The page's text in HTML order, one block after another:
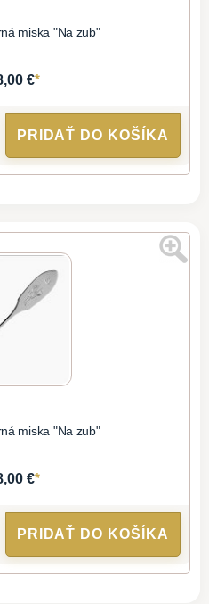
miska "Na zub"
€*
PRIDAŤ DO KOŠÍKA
miska "Na zub"
€*
PRIDAŤ DO KOŠÍKA